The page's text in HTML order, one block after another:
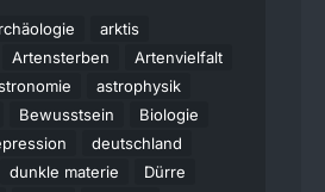
arktis
Artensterben
Artenvielfalt
astrophysik
Bewusstsein
Biologie
deutschland
dunkle materie
Dürre